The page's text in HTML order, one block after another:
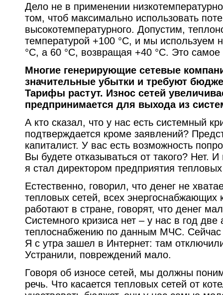
Дело не в применении
том, чтоб максимально использовать
высокотемпературного. Допустим,
температурой +100 °C, и мы используем
°C, а 60 °C, возвращая +40 °C. Это самое
Многие генерирующие сетевые
значительные убытки и требуют
Тарифы растут. Износ сетей
предпринимается для выхода из
А кто сказал, что у нас есть системный
подтверждается кроме заявлений?
капиталист. У вас есть возможность
Вы будете отказываться от такого? Нет.
я стал директором предприятия
Естественно, говорил, что денег не
тепловых сетей, всех энергоснабжающих
работают в стране, говорят, что денег
Системного кризиса нет – у нас в год две
теплоснабжению по данным МЧС. Сейчас
Я с утра зашел в Интернет: там
Устранили, повреждений мало.
Говоря об износе сетей, мы должны
речь. Что касается тепловых сетей от